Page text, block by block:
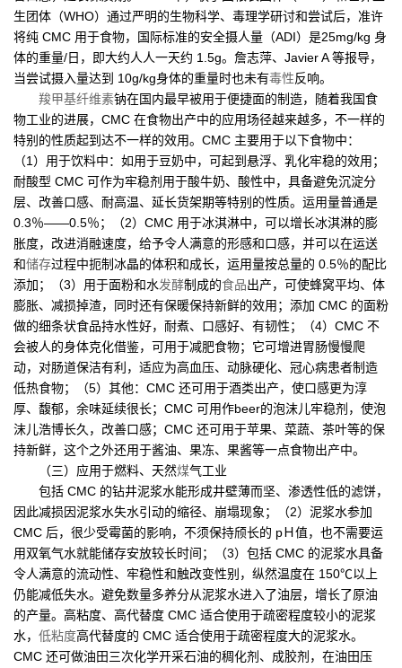
生团体（WHO）通过严明的生物科学、毒理学研讨和尝试后，准许
将纯 CMC 用于食物，国际标准的安全摄人量（ADI）是25mg/kg 身
体的重量/日，即大约人人一天约 1.5g。詹志萍、Javier A 等报导，
当尝试摄入量达到 10g/kg身体的重量时也未有毒性反响。
羧甲基纤维素钠在国内最早被用于便捷面的制造，随着我国食
物工业的进展，CMC 在食物出产中的应用场径越来越多，不一样的
特别的性质起到达不一样的效用。CMC 主要用于以下食物中：
（1）用于饮料中：如用于豆奶中，可起到悬浮、乳化牢稳的效用；
耐酸型 CMC 可作为牢稳剂用于酸牛奶、酸性中，具备避免沉淀分
层、改善口感、耐高温、延长货架期等特别的性质。运用量普通是
0.3％——0.5％；（2）CMC 用于冰淇淋中，可以增长冰淇淋的膨
胀度，改进消融速度，给予令人满意的形感和口感，并可以在运送
和储存过程中扼制冰晶的体积和成长，运用量按总量的 0.5％的配比
添加；（3）用于面粉和水发酵制成的食品出产，可使蜂窝平均、体
膨胀、减损掉渣，同时还有保暖保持新鲜的效用；添加 CMC 的面粉
做的细条状食品持水性好，耐煮、口感好、有韧性；（4）CMC 不
会被人的身体克化借鉴，可用于减肥食物；它可增进胃肠慢慢爬
动，对肠道保洁有利，适应为高血压、动脉硬化、冠心病患者制造
低热食物；（5）其他：CMC 还可用于酒类出产，使口感更为淳
厚、馥郁，余味延续很长；CMC 可用作beer的泡沫儿牢稳剂，使泡
沫儿浩博长久，改善口感；CMC 还可用于苹果、菜蔬、茶叶等的保
持新鲜，这个之外还用于酱油、果冻、果酱等一点食物出产中。
（三）应用于燃料、天然煤气工业
包括 CMC 的钻井泥浆水能形成井壁薄而坚、渗透性低的滤饼，
因此减损因泥浆水失水引动的缩径、崩塌现象；（2）泥浆水参加
CMC 后，很少受霉菌的影响，不须保持颀长的 pＨ值，也不需要运
用双氧气水就能储存安放较长时间；（3）包括 CMC 的泥浆水具备
令人满意的流动性、牢稳性和触改变性别，纵然温度在 150℃以上
仍能减低失水。避免数量多养分从泥浆水进入了油层，增长了原油
的产量。高粘度、高代替度 CMC 适合使用于疏密程度较小的泥浆
水， 低粘度高代替度的 CMC 适合使用于疏密程度大的泥浆水。
CMC 还可做油田三次化学开采石油的稠化剂、成胶剂，在油田压